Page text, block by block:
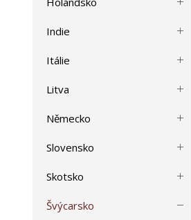
Indie
Itálie
Litva
Německo
Slovensko
Skotsko
Švýcarsko